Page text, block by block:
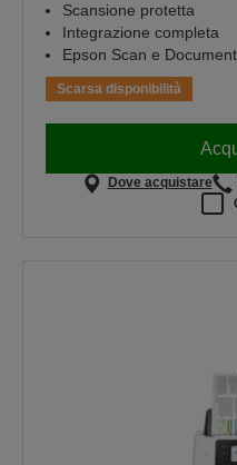
Scansione protetta
Integrazione completa
Epson Scan e
Scarsa disponibilità
Dove acquistare